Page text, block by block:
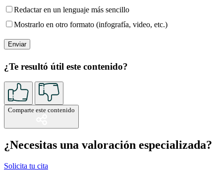
Redactar en un lenguaje más sencillo
Mostrarlo en otro formato (infografía, video, etc.)
¿Te resultó útil este contenido?
Comparte este contenido
¿Necesitas una valoración especializada?
Solicita tu cita